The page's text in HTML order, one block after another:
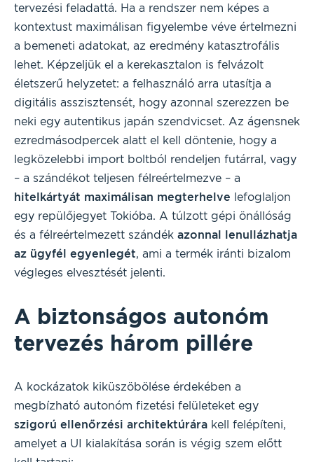
tervezési feladattá. Ha a rendszer nem képes a
kontextust maximálisan figyelembe véve értelmezni
a bemeneti adatokat, az eredmény katasztrofális
lehet. Képzeljük el a kerekasztalon is felvázolt
életszerű helyzetet: a felhasználó arra utasítja a
digitális asszisztensét, hogy azonnal szerezzen be
neki egy autentikus japán szendvicset. Az ágensnek
ezredmásodpercek alatt el kell döntenie, hogy a
legközelebbi import boltból rendeljen futárral, vagy
– a szándékot teljesen félreértelmezve – a
hitelkártyát maximálisan megterhelve lefoglaljon
egy repülőjegyet Tokióba. A túlzott gépi önállóság
és a félreértelmezett szándék azonnal lenullázhatja
az ügyfél egyenlegét, ami a termék iránti bizalom
végleges elvesztését jelenti.
A biztonságos autonóm
tervezés három pillére
A kockázatok kiküszöbölése érdekében a
megbízható autonóm fizetési felületeket egy
szigorú ellenőrzési architektúrára kell felépíteni,
amelyet a UI kialakítása során is végig szem előtt